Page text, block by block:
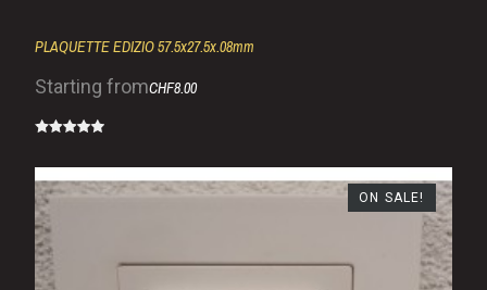
PLAQUETTE EDIZIO 57.5x27.5x.08mm
Starting fromCHF8.00
ON SALE!